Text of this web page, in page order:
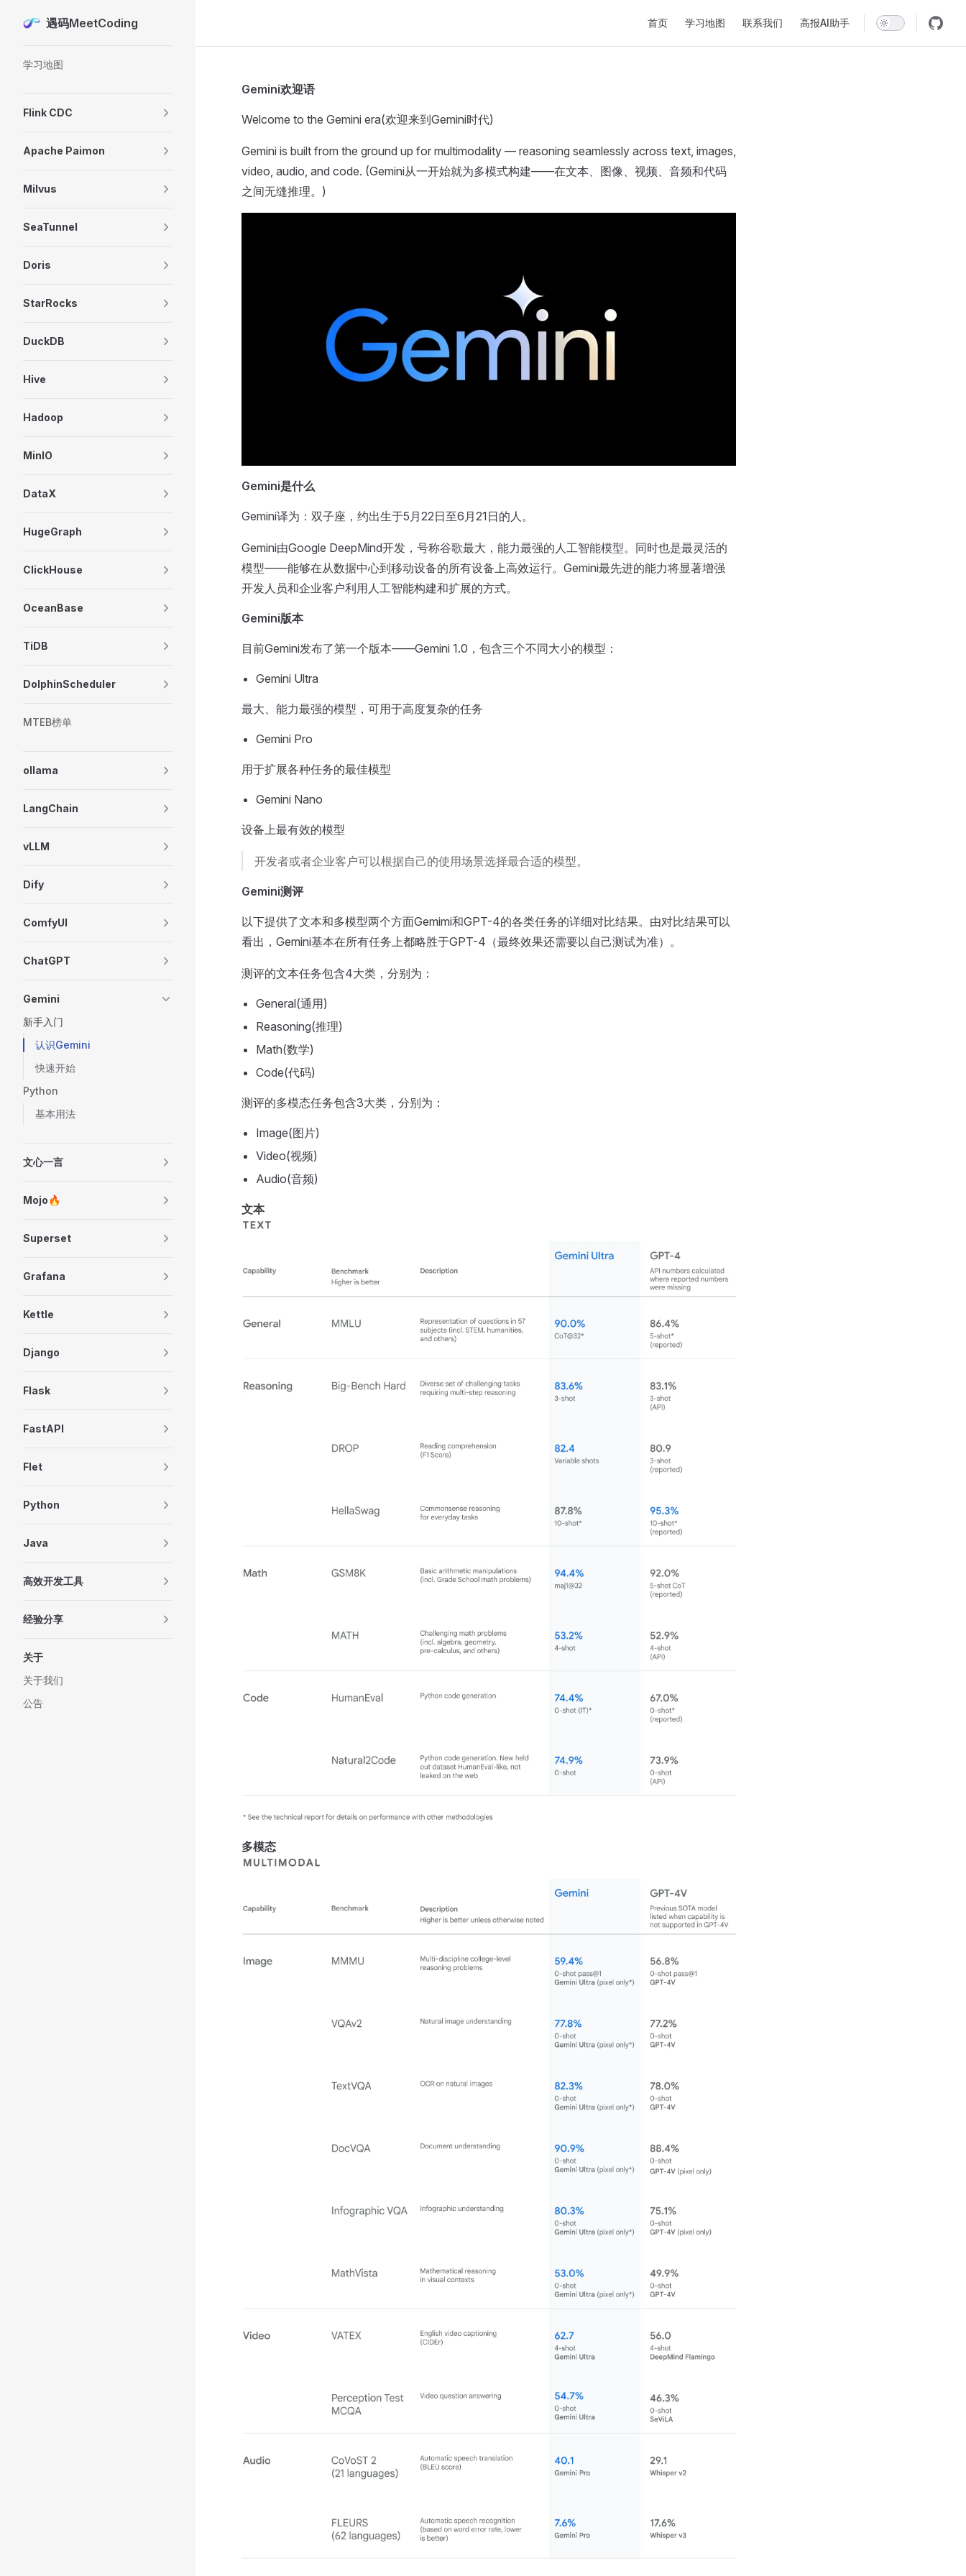
Skip to content
遇码MeetCoding 首页 学习地图 联系我们 高报AI助手
学习地图
Flink CDC
Apache Paimon
Milvus
SeaTunnel
Doris
StarRocks
DuckDB
Hive
Hadoop
MinIO
DataX
HugeGraph
ClickHouse
OceanBase
TiDB
DolphinScheduler
MTEB榜单
ollama
LangChain
vLLM
Dify
ComfyUI
ChatGPT
Gemini
新手入门
认识Gemini
快速开始
Python
基本用法
文心一言
Mojo🔥
Superset
Grafana
Kettle
Django
Flask
FastAPI
Flet
Python
Java
高效开发工具
经验分享
关于
关于我们
公告
Gemini欢迎语
Welcome to the Gemini era(欢迎来到Gemini时代)
Gemini is built from the ground up for multimodality — reasoning seamlessly across text, images,
video, audio, and code. (Gemini从一开始就为多模式构建——在文本、图像、视频、音频和代码
之间无缝推理。)
Gemini是什么
Gemini译为：双子座，约出生于5月22日至6月21日的人。
Gemini由Google DeepMind开发，号称谷歌最大，能力最强的人工智能模型。同时也是最灵活的
模型——能够在从数据中心到移动设备的所有设备上高效运行。Gemini最先进的能力将显著增强
开发人员和企业客户利用人工智能构建和扩展的方式。
Gemini版本
目前Gemini发布了第一个版本——Gemini 1.0，包含三个不同大小的模型：
Gemini Ultra
最大、能力最强的模型，可用于高度复杂的任务
Gemini Pro
用于扩展各种任务的最佳模型
Gemini Nano
设备上最有效的模型
开发者或者企业客户可以根据自己的使用场景选择最合适的模型。
Gemini测评
以下提供了文本和多模型两个方面Gemimi和GPT-4的各类任务的详细对比结果。由对比结果可以
看出，Gemini基本在所有任务上都略胜于GPT-4（最终效果还需要以自己测试为准）。
测评的文本任务包含4大类，分别为：
General(通用)
Reasoning(推理)
Math(数学)
Code(代码)
测评的多模态任务包含3大类，分别为：
Image(图片)
Video(视频)
Audio(音频)
文本
多模态